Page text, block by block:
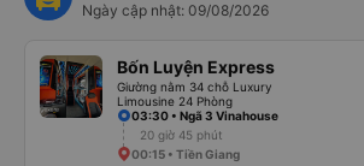
Ngày cập nhật: 09/08/2026
Bốn Luyện Express
Giường nằm 34 chỗ Luxury
Limousine 24 Phòng
03:30 • Ngã 3 Vinahouse
20 giờ 45 phút
00:15 • Tiền Giang